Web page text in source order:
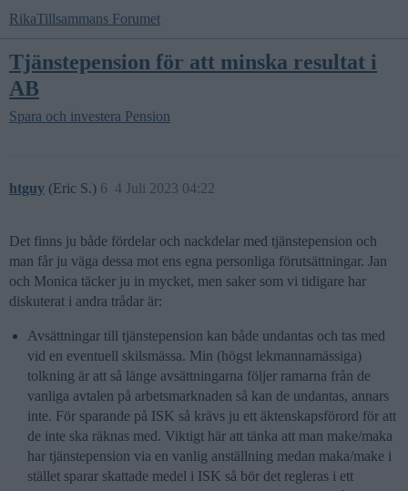
RikaTillsammans Forumet
Tjänstepension för att minska resultat i
AB
Spara och investera Pension
htguy (Eric S.) 4 Juli 2023 04:22
6
Det finns ju både fördelar och nackdelar med tjänstepension och
man får ju väga dessa mot ens egna personliga förutsättningar. Jan
och Monica täcker ju in mycket, men saker som vi tidigare har
diskuterat i andra trådar är:
Avsättningar till tjänstepension kan både undantas och tas med
vid en eventuell skilsmässa. Min (högst lekmannamässiga)
tolkning är att så länge avsättningarna följer ramarna från de
vanliga avtalen på arbetsmarknaden så kan de undantas, annars
inte. För sparande på ISK så krävs ju ett äktenskapsförord för att
de inte ska räknas med. Viktigt här att tänka att man make/maka
har tjänstepension via en vanlig anställning medan maka/make i
stället sparar skattade medel i ISK så bör det regleras i ett